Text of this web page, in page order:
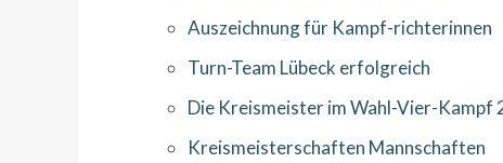
Auszeichnung für Kampf-richterinnen
Turn-Team Lübeck erfolgreich
Die Kreismeister im Wahl-Vier-Kampf
Kreismeisterschaften Mannschaften